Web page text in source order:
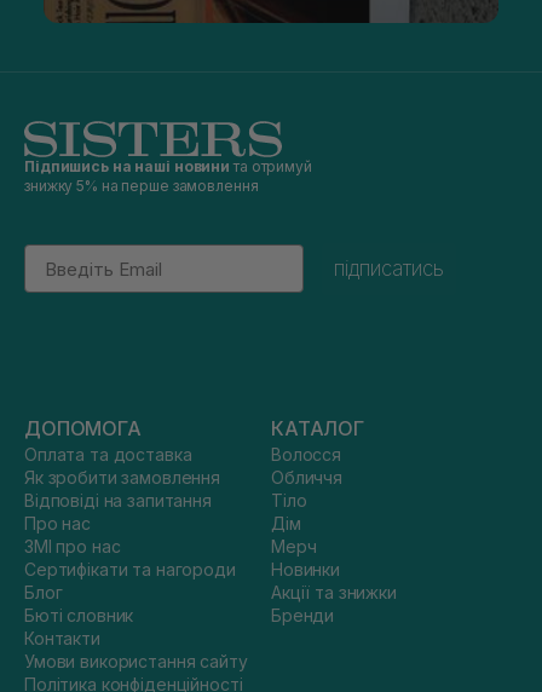
Підпишись на наші новини та отримуй
знижку 5% на перше замовлення
Email
підписатись
ДОПОМОГА
Оплата та доставка
Як зробити замовлення
Відповіді на запитання
Про нас
ЗМІ про нас
Сертифікати та нагороди
Блог
Бюті словник
Контакти
Умови використання сайту
Політика конфіденційності
КАТАЛОГ
Волосся
Обличчя
Тіло
Дім
Мерч
Новинки
Акції та знижки
Бренди